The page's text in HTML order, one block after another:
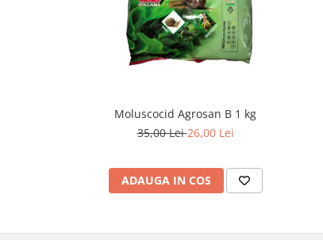
Moluscocid Agrosan B 1 kg
35,00 Lei26,00 Lei
ADAUGA IN COS